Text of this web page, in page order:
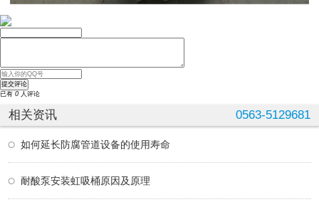
已有 0 人评论
相关资讯 0563-5129681
如何延长防腐管道设备的使用寿命
耐酸泵安装虹吸桶原因及原理